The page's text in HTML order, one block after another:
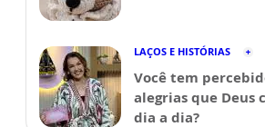
LAÇOS E HISTÓRIAS
Você tem
alegrias que Deus
dia a dia?